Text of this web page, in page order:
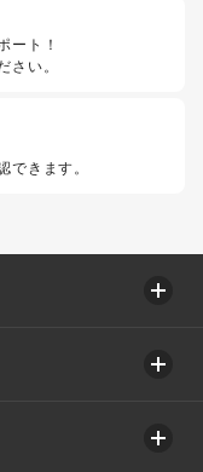
ート！
さい。
できます。